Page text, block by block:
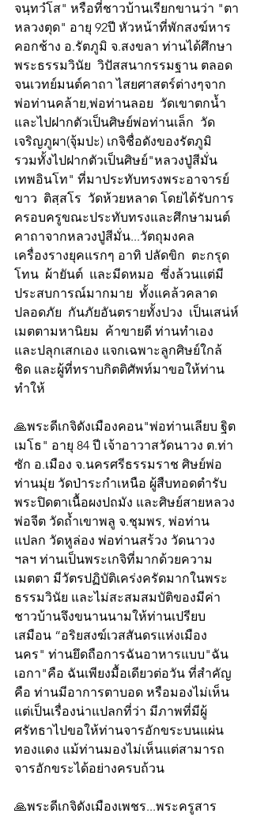
จนฺทวํโส" หรือที่ชาวบ้านเรียกขานว่า "ตา
หลวงตุด" อายุ 92ปี หัวหน้าที่พักสงฆ์หาร
คอกช้าง อ.รัตภูมิ จ.สงขลา ท่านได้ศึกษา
พระธรรมวินัย  วิปัสสนากรรมฐาน ตลอด
จนเวทย์มนต์คาถา ไสยศาสตร์ต่างๆจาก
พ่อท่านคล้าย,พ่อท่านลอย  วัดเขาตกน้ำ
และไปฝากตัวเป็นศิษย์พ่อท่านเล็ก  วัด
เจริญภูผา(จุ้มปะ) เกจิชื่อดังของรัตภูมิ
รวมทั้งไปฝากตัวเป็นศิษย์"หลวงปู่สีมั่น
เทพอินโท" ที่มาประทับทรงพระอาจารย์
ขาว  ติสฺสโร  วัดห้วยหลาด โดยได้รับการ
ครอบครูขณะประทับทรงและศึกษามนต์
คาถาจากหลวงปู่สีมั่น...วัตถุมงคล
เครื่องรางยุคแรกๆ อาทิ ปลัดขิก  ตะกรุด
โทน  ผ้ายันต์  และมีดหมอ  ซึ่งล้วนแต่มี
ประสบการณ์มากมาย  ทั้งแคล้วคลาด
ปลอดภัย  กันภัยอันตรายทั้งปวง  เป็นเสน่ห์
เมตตามหานิยม  ค้าขายดี ท่านทำเอง
และปลุกเสกเอง แจกเฉพาะลูกศิษย์ใกล้
ชิด และผู้ที่ทราบกิตติศัพท์มาขอให้ท่าน
ทำให้
🙏พระดีเกจิดังเมืองคอน"พ่อท่านเลียบ ฐิต
เมโธ" อายุ 84 ปี เจ้าอาวาสวัดนาวง ต.ท่า
ซัก อ.เมือง จ.นครศรีธรรมราช ศิษย์พ่อ
ท่านมุ่ย วัดป่าระกำเหนือ ผู้สืบทอดตำรับ
พระปิดตาเนื้อผงปถมัง และศิษย์สายหลวง
พ่อจีต วัดถ้ำเขาพลู จ.ชุมพร, พ่อท่าน
แปลก วัดหูล่อง พ่อท่านสร้วง วัดนาวง
ฯลฯ ท่านเป็นพระเกจิที่มากด้วยความ
เมตตา มีวัตรปฏิบัติเคร่งครัดมากในพระ
ธรรมวินัย และไม่สะสมสมบัติของมีค่า
ชาวบ้านจึงขนานนามให้ท่านเปรียบ
เสมือน “อริยสงฆ์เวสสันดรแห่งเมือง
นคร" ท่านยึดถือการฉันอาหารแบบ"ฉัน
เอกา"คือ ฉันเพียงมื้อเดียวต่อวัน ที่สำคัญ
คือ ท่านมีอาการตาบอด หรือมองไม่เห็น
แต่เป็นเรื่องน่าแปลกที่ว่า มีภาพที่มีผู้
ศรัทธาไปขอให้ท่านจารอักขระบนแผ่น
ทองแดง แม้ท่านมองไม่เห็นแต่สามารถ
จารอักขระได้อย่างครบถ้วน
🙏พระดีเกจิดังเมืองเพชร...พระครูสาร